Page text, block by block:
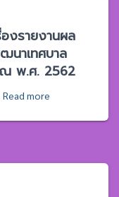
องรายงานผล
นาเทศบาล
ณ พ.ศ. 2562
Read more